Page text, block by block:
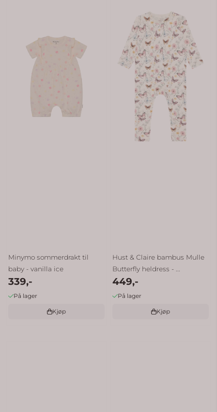
Minymo sommerdrakt til
baby - vanilla ice
339,-
På lager
Kjøp
Hust & Claire bambus Mulle
Butterfly heldress - ...
449,-
På lager
Kjøp